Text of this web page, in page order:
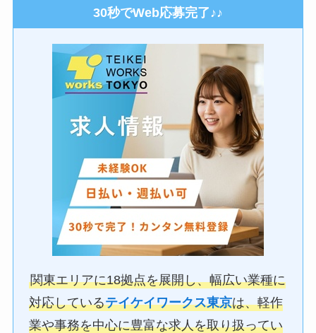
30秒でWeb応募完了♪♪
関東エリアに18拠点を展開し、幅広い業種に
対応しているテイケイワークス東京は、軽作
業や事務を中心に豊富な求人を取り扱ってい